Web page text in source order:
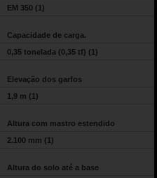
EM 350 (1)
Capacidade de carga.
0,35 tonelada (0,35 tf) (1)
Elevação dos garfos
1,9 m (1)
Altura com mastro estendido
2.100 mm (1)
Altura do solo até a base